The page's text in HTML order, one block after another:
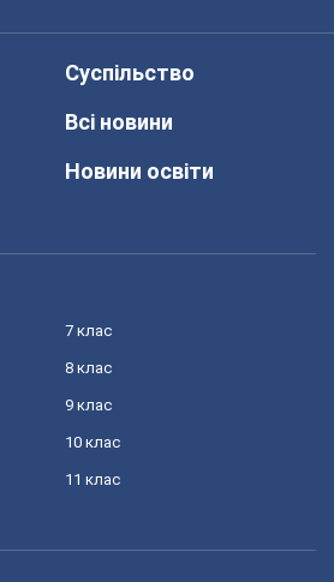
Суспільство
Всі новини
Новини освіти
7 клас
8 клас
9 клас
10 клас
11 клас